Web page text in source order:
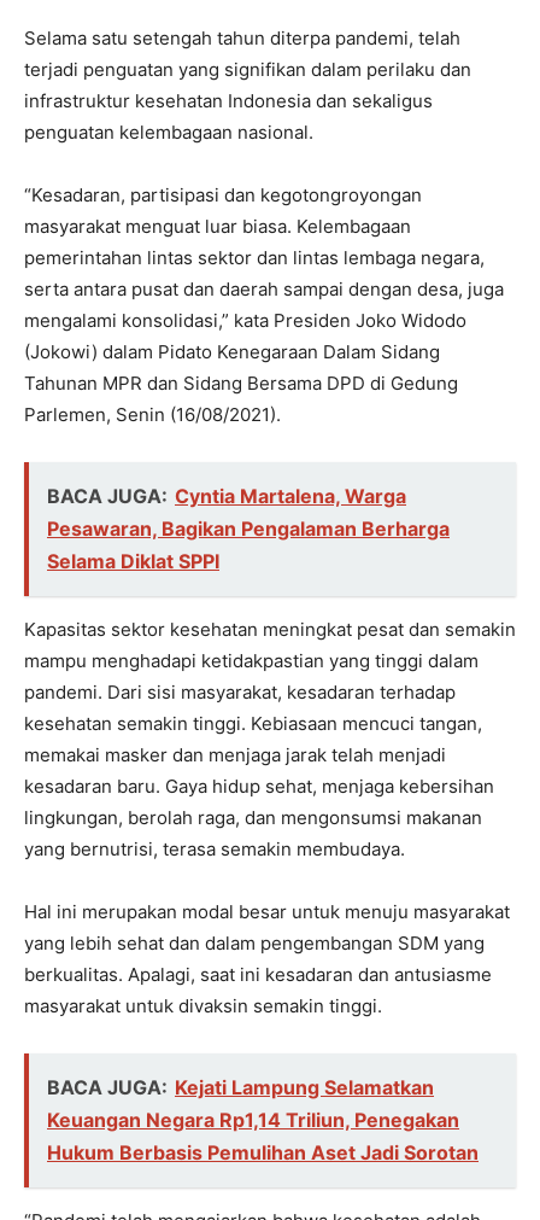
Selama satu setengah tahun diterpa pandemi, telah
terjadi penguatan yang signifikan dalam perilaku dan
infrastruktur kesehatan Indonesia dan sekaligus
penguatan kelembagaan nasional.
“Kesadaran, partisipasi dan kegotongroyongan
masyarakat menguat luar biasa. Kelembagaan
pemerintahan lintas sektor dan lintas lembaga negara,
serta antara pusat dan daerah sampai dengan desa, juga
mengalami konsolidasi,” kata Presiden Joko Widodo
(Jokowi) dalam Pidato Kenegaraan Dalam Sidang
Tahunan MPR dan Sidang Bersama DPD di Gedung
Parlemen, Senin (16/08/2021).
BACA JUGA: Cyntia Martalena, Warga
Pesawaran, Bagikan Pengalaman Berharga
Selama Diklat SPPI
Kapasitas sektor kesehatan meningkat pesat dan semakin
mampu menghadapi ketidakpastian yang tinggi dalam
pandemi. Dari sisi masyarakat, kesadaran terhadap
kesehatan semakin tinggi. Kebiasaan mencuci tangan,
memakai masker dan menjaga jarak telah menjadi
kesadaran baru. Gaya hidup sehat, menjaga kebersihan
lingkungan, berolah raga, dan mengonsumsi makanan
yang bernutrisi, terasa semakin membudaya.
Hal ini merupakan modal besar untuk menuju masyarakat
yang lebih sehat dan dalam pengembangan SDM yang
berkualitas. Apalagi, saat ini kesadaran dan antusiasme
masyarakat untuk divaksin semakin tinggi.
BACA JUGA: Kejati Lampung Selamatkan
Keuangan Negara Rp1,14 Triliun, Penegakan
Hukum Berbasis Pemulihan Aset Jadi Sorotan